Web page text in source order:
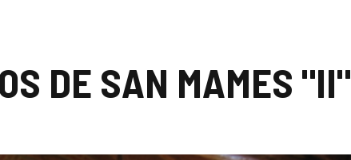
DE SAN MAMES "II"